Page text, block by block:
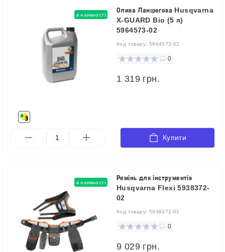
в наявності
Олива Ланцюгова Husqvarna
X-GUARD Bio (5 л)
5964573-02
Код товару: 5964573-02
0
1 319 грн.
Купити
в наявності
Ремінь для інструментів
Husqvarna Flexi 5938372-
02
Код товару: 5938372-02
0
9 029 грн.